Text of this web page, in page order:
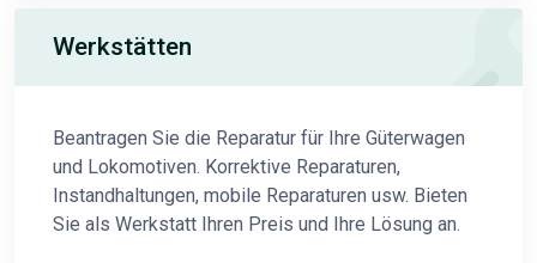
Werkstätten
Beantragen Sie die Reparatur für Ihre Güterwagen
und Lokomotiven. Korrektive Reparaturen,
Instandhaltungen, mobile Reparaturen usw. Bieten
Sie als Werkstatt Ihren Preis und Ihre Lösung an.